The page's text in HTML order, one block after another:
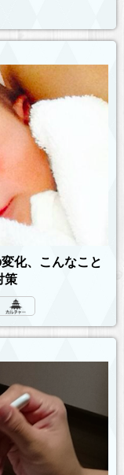
化、こんなこと
策